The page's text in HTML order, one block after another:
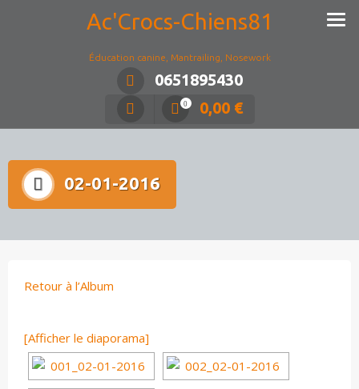
Ac'Crocs-Chiens81
Éducation canine, Mantrailing, Nosework
0651895430
0 0,00 €
02-01-2016
Retour à l’Album
[Afficher le diaporama]